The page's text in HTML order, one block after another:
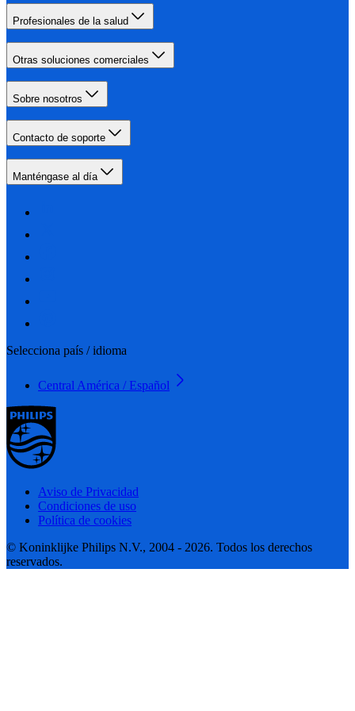
Profesionales de la salud
Otras soluciones comerciales
Sobre nosotros
Contacto de soporte
Manténgase al día
Selecciona país / idioma
Central América / Español
Aviso de Privacidad
Condiciones de uso
Política de cookies
© Koninklijke Philips N.V., 2004 - 2026. Todos los derechos
reservados.